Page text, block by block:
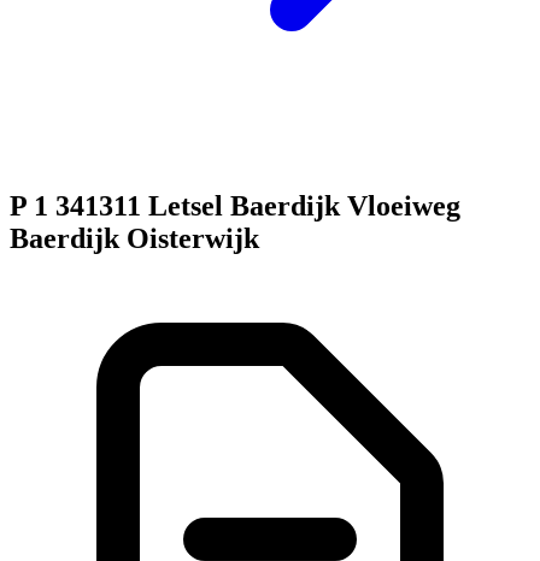
P 1 341311 Letsel Baerdijk Vloeiweg
Baerdijk Oisterwijk